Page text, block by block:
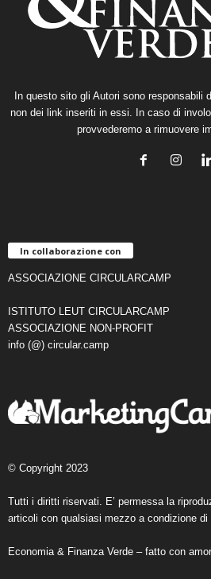
In questo sito gli Autori sono responsabili
non dei link inseriti in essi. In caso di
provvederemo a rimuovere
In collaborazione con
ASSOCIAZIONE CIRCULARCAMP
ISTITUTO LEUT CIRCULARCAMP
ASSOCIAZIONE NON-PROFIT
info (@) circular.camp
© Copyright 2023
Tutti i diritti riservati. E’ permessa la
articoli con qualsiasi mezzo a condizione
Economia & Finanza Verde – fatto con